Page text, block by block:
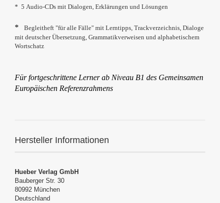
* 5 Audio-CDs mit Dialogen, Erklärungen und Lösungen
*
Begleitheft "für alle Fälle" mit Lerntipps, Trackverzeichnis, Dialoge
mit deutscher Übersetzung, Grammatikverweisen und alphabetischem
Wortschatz
Für fortgeschrittene Lerner ab Niveau B1 des Gemeinsamen
Europäischen Referenzrahmens
Hersteller Informationen
Hueber Verlag GmbH
Bauberger Str. 30
80992 München
Deutschland